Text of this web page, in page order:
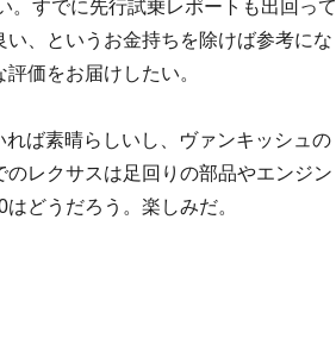
。すでに先行試乗レポートも出回って
、というお金持ちを除けば参考にな
価をお届けしたい。
ば素晴らしいし、ヴァンキッシュの
レクサスは足回りの部品やエンジン
どうだろう。楽しみだ。